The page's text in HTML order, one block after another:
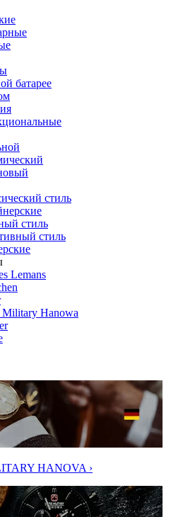
батарее
стиль
стиль
стиль
Lemans
Military Hanowa
HANOVA ›